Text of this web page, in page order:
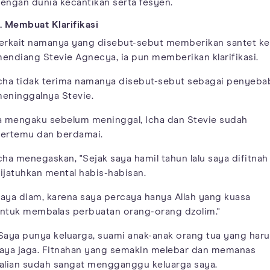
dunia kecantikan serta fesyen.
Membuat Klarifikasi
namanya yang disebut-sebut memberikan santet ke
Stevie Agnecya, ia pun memberikan klarifikasi.
tidak terima namanya disebut-sebut sebagai
Stevie.
mengaku sebelum meninggal, Icha dan Stevie sudah
dan berdamai.
menegaskan, "Sejak saya hamil tahun lalu saya difitnah
mental habis-habisan.
diam, karena saya percaya hanya Allah yang kuasa
membalas perbuatan orang-orang dzolim."
punya keluarga, suami anak-anak orang tua yang
jaga. Fitnahan yang semakin melebar dan memanas
sudah sangat mengganggu keluarga saya.